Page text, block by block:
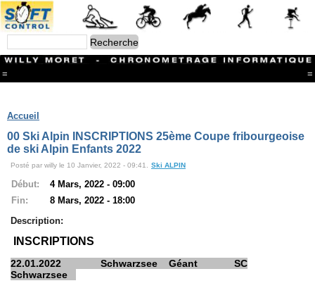
= =
Branches
CONTACT
FriRun Cup
Ski ALPIN
Triathlon
Ski Nordique
Courses à pieds
Athlétisme
Caisse à savon
Coupe "Journal La Gruyère"
Hippisme
Marche
Accueil
00 Ski Alpin INSCRIPTIONS 25ème Coupe fribourgeoise
de ski Alpin Enfants 2022
Posté par willy le 10 Janvier, 2022 - 09:41. Ski ALPIN
Début:
4 Mars, 2022 - 09:00
Fin:
8 Mars, 2022 - 18:00
Description:
INSCRIPTIONS
22.01.2022 Schwarzsee Géant SC
Schwarzsee